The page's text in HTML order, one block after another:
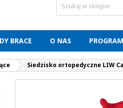
BRACE O NAS
Siedzisko ortopedyczne LIW